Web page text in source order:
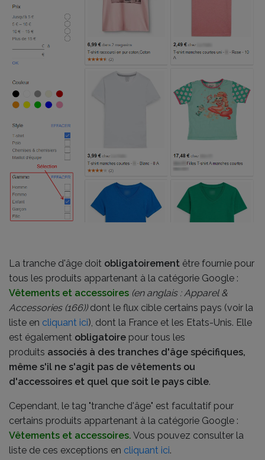
La tranche d'âge doit obligatoirement être fournie pour
tous les produits appartenant à la catégorie Google :
Vêtements et accessoires (en anglais : Apparel &
Accessories (166))dont le flux cible certains pays (voir la
liste en cliquant ici), dont la France et les Etats-Unis. Elle
est également obligatoire pour tous les
produits associés à des tranches d'âge spécifiques,
même s'il ne s'agit pas de vêtements ou
d'accessoires et quel que soit le pays cible.
Cependant, le tag "tranche d'âge" est facultatif pour
certains produits appartenant à la catégorie Google :
Vêtements et accessoires. Vous pouvez consulter la
liste de ces exceptions en cliquant ici.